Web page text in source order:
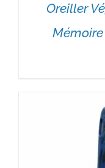
Oreiller